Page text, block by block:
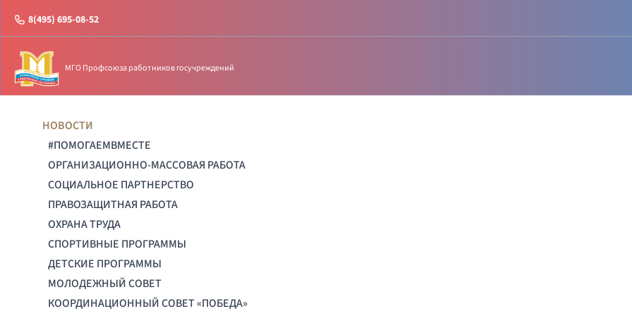
8(495) 695-08-52
МГО Профсоюза работников госучреждений
НОВОСТИ
#ПОМОГАЕМВМЕСТЕ
ОРГАНИЗАЦИОННО-МАССОВАЯ РАБОТА
СОЦИАЛЬНОЕ ПАРТНЕРСТВО
ПРАВОЗАЩИТНАЯ РАБОТА
ОХРАНА ТРУДА
СПОРТИВНЫЕ ПРОГРАММЫ
ДЕТСКИЕ ПРОГРАММЫ
МОЛОДЕЖНЫЙ СОВЕТ
КООРДИНАЦИОННЫЙ СОВЕТ «ПОБЕДА»